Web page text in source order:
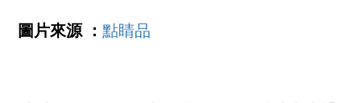
圖片來源 ：點睛品